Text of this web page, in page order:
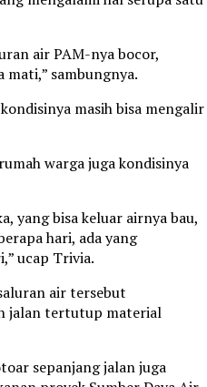
air PAM-nya bocor,
mati,” sambungnya.
masih bisa mengalir
warga juga kondisinya
yang bisa keluar airnya bau,
hari, ada yang
ucap Trivia.
air tersebut
jalan tertutup material
sepanjang jalan juga